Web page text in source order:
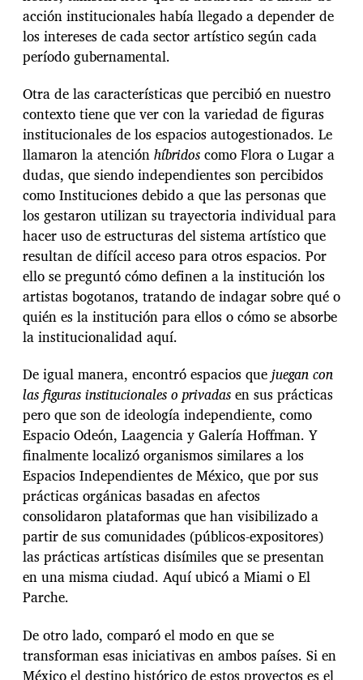
acción institucionales había llegado a depender de
los intereses de cada sector artístico según cada
período gubernamental.
Otra de las características que percibió en nuestro
contexto tiene que ver con la variedad de figuras
institucionales de los espacios autogestionados. Le
llamaron la atenciónhíbridoscomo Flora o Lugar a
dudas, que siendo independientes son percibidos
como Instituciones debido a que las personas que
los gestaron utilizan su trayectoria individual para
hacer uso de estructuras del sistema artístico que
resultan de difícil acceso para otros espacios. Por
ello se preguntó cómo definen a la institución los
artistas bogotanos, tratando de indagar sobre qué o
quién es la institución para ellos o cómo se absorbe
la institucionalidad aquí.
De igual manera, encontró espacios quejuegan con
las figuras institucionales o privadasen sus prácticas
pero que son de ideología independiente, como
Espacio Odeón, Laagencia y Galería Hoffman. Y
finalmente localizó organismos similares a los
Espacios Independientes de México, que por sus
prácticas orgánicas basadas en afectos
consolidaron plataformas que han visibilizado a
partir de sus comunidades (públicos-expositores)
las prácticas artísticas disímiles que se presentan
en una misma ciudad. Aquí ubicó a Miami o El
Parche.
De otro lado, comparó el modo en que se
transforman esas iniciativas en ambos países. Si en
México el destino histórico de estos proyectos es el